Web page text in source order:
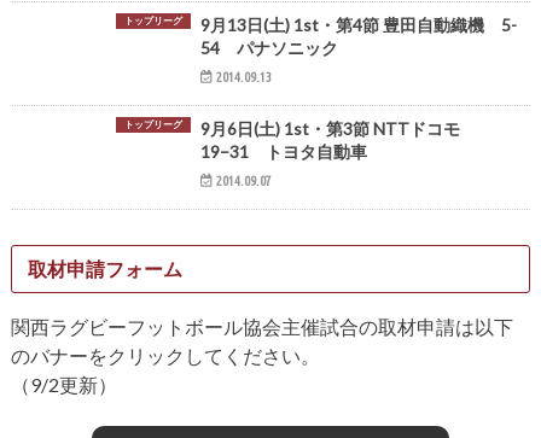
トップリーグ
9月13日(土) 1st・第4節 豊田自動織機 5-
54 パナソニック
2014.09.13
トップリーグ
9月6日(土) 1st・第3節 NTTドコモ
19−31 トヨタ自動車
2014.09.07
取材申請フォーム
関西ラグビーフットボール協会主催試合の取材申請は以下
のバナーをクリックしてください。
（9/2更新）